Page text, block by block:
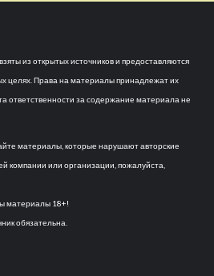
из открытых источников и предоставляются
целях. Права на материалы принадлежат их
ответственности за содержание материала не
материалы, которые нарушают авторские
или организации, пожалуйста,
материалы 18+!
обязательна.